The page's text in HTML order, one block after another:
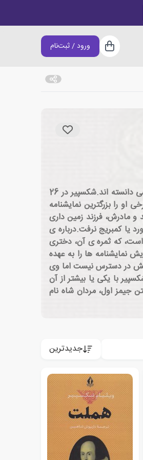
سبد خرید
ورود / ثبت‌نام
ویلیام شکسپیر، زاده ی سال 1564 و درگذشته ی سال 1616 میلادی، شاعر و نمایشنامه نویس انگلیسی بود. بسیاری او را بزرگترین نویسنده در زبان انگلیسی دانسته اند.شکسپیر در 26
او را بزرگترین نمایشنامه
مادرش، فرزند زمین داری
یا کمبریج نرفت.درباره ی
جوانی شکسپیر افسانه، فراوان است و سند معتبر اندک. اولین مدرکی که درباره ی او پس از مراسم تعمید و نام گذاری داریم، از ازدواجش در سال 1582 است، که ثمره ی آن، دختری
ی ویرایش نمایشنامه ها را به عهده
در دسترس نیست اما وی
شکسپیر با یکی یا بیشتر از آن
جیمز اول، مردان شاه نام
جدیدترین